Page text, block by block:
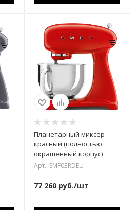
Планетарный миксер
красный (полностью
окрашенный корпус)
Арт.: SMF03RDEU
77 260руб./шт